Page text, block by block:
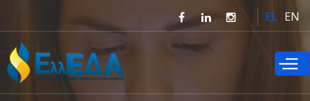
προς το
κυρίως
περιεχόμενο
EL EN